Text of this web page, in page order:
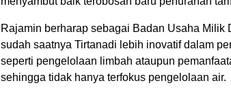
Rajamin berharap sebagai Badan Usaha Milik
sudah saatnya Tirtanadi lebih inovatif dalam
seperti pengelolaan limbah ataupun
sehingga tidak hanya terfokus pengelolaan air.